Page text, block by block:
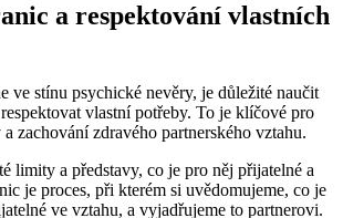
a respektování vlastních
ve stínu psychické nevěry, je důležité naučit
vlastní potřeby. To je klíčové pro
zachování zdravého partnerského vztahu.
limity a představy, co je pro něj přijatelné a
je proces, při kterém si uvědomujeme, co je
ve vztahu, a vyjadřujeme to partnerovi.